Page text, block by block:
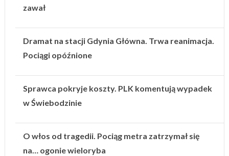
zawał
Dramat na stacji Gdynia Główna. Trwa reanimacja.
Pociągi opóźnione
Sprawca pokryje koszty. PLK komentują wypadek
w Świebodzinie
O włos od tragedii. Pociąg metra zatrzymał się
na… ogonie wieloryba